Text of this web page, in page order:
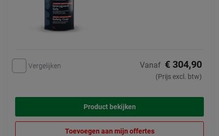
Vergelijken Vanaf € 304,90
(Prijs excl. btw)
Product bekijken
Toevoegen aan mijn offertes